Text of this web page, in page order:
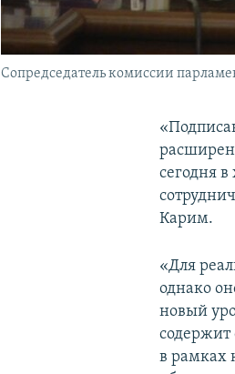
Сопредседатель комиссии
сегодня
Карим.
«Для
однако
новый
содержит
в рамках